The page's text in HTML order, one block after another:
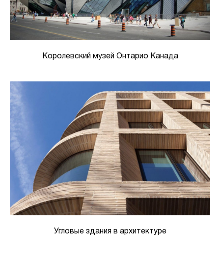
Королевский музей Онтарио Канада
Угловые здания в архитектуре